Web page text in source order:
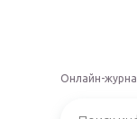
Онлайн-